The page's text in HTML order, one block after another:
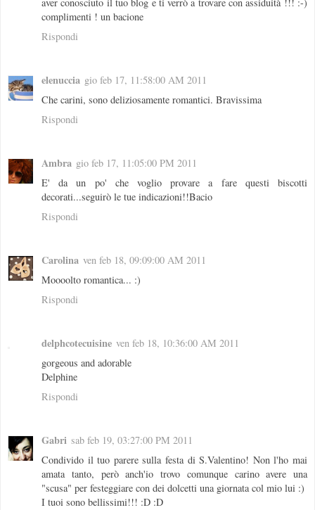
complimenti ! un bacione
Rispondi
elenuccia gio feb 17, 11:58:00 AM 2011
Che carini, sono deliziosamente romantici. Bravissima
Rispondi
Ambra gio feb 17, 11:05:00 PM 2011
E' da un po' che voglio provare a fare questi biscotti
decorati...seguirò le tue indicazioni!!Bacio
Rispondi
Carolina ven feb 18, 09:09:00 AM 2011
Moooolto romantica... :)
Rispondi
delphcotecuisine ven feb 18, 10:36:00 AM 2011
gorgeous and adorable
Delphine
Rispondi
Gabri sab feb 19, 03:27:00 PM 2011
Condivido il tuo parere sulla festa di S.Valentino! Non l'ho mai
amata tanto, però anch'io trovo comunque carino avere una
"scusa" per festeggiare con dei dolcetti una giornata col mio lui :)
I tuoi sono bellissimi!!! :D :D